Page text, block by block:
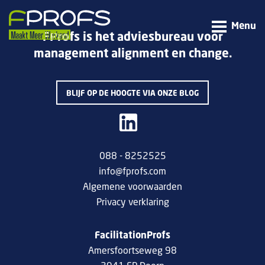
Menu
FProfs is het adviesbureau voor
management alignment en change.
BLIJF OP DE HOOGTE VIA ONZE BLOG
088 - 8252525
info@fprofs.com
Algemene voorwaarden
Privacy verklaring
FacilitationProfs
Amersfoortseweg 98